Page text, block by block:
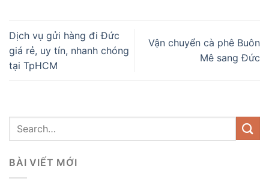
Dịch vụ gửi hàng đi Đức
giá rẻ, uy tín, nhanh chóng
tại TpHCM
Vận chuyển cà phê Buôn
Mê sang Đức
BÀI VIẾT MỚI